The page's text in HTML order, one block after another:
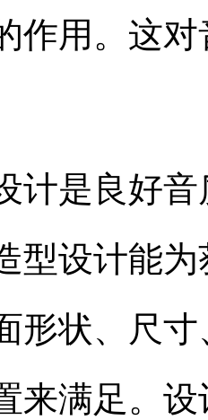
作用。这
计是良好
型设计能
形状、尺
来满足。